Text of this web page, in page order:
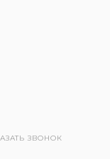
ЗВОНОК